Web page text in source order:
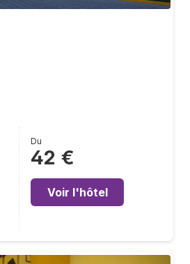
Du
42 €
Voir l'hôtel